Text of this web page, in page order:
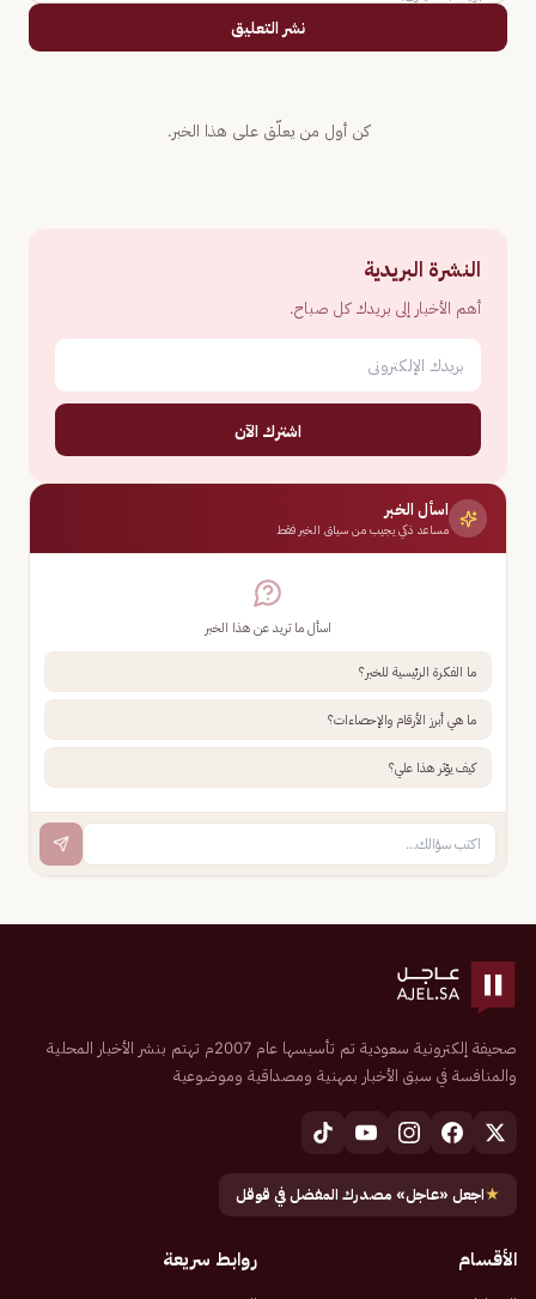
نشر التعليق
كن أول من يعلّق على هذا الخبر.
النشرة البريدية
أهم الأخبار إلى بريدك كل صباح.
اشترك الآن
اسأل الخبر
مساعد ذكي يجيب من سياق الخبر فقط
اسأل ما تريد عن هذا الخبر
ما الفكرة الرئيسية للخبر؟
ما هي أبرز الأرقام والإحصاءات؟
كيف يؤثر هذا علي؟
صحيفة إلكترونية سعودية تم تأسيسها عام 2007م تهتم بنشر الأخبار المحلية
والمنافسة في سبق الأخبار بمهنية ومصداقية وموضوعية
★اجعل «عاجل» مصدرك المفضل في قوقل
الأقسام روابط سريعة